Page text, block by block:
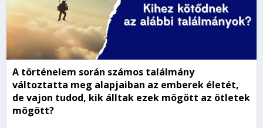
A történelem során számos találmány
változtatta meg alapjaiban az emberek életét,
de vajon tudod, kik álltak ezek mögött az ötletek
mögött?